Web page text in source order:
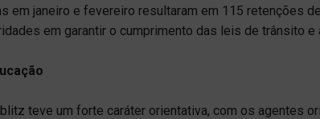
em janeiro e fevereiro resultaram em 115 retenções
em garantir o cumprimento das leis de trânsito e
teve um forte caráter orientativa, com os agentes